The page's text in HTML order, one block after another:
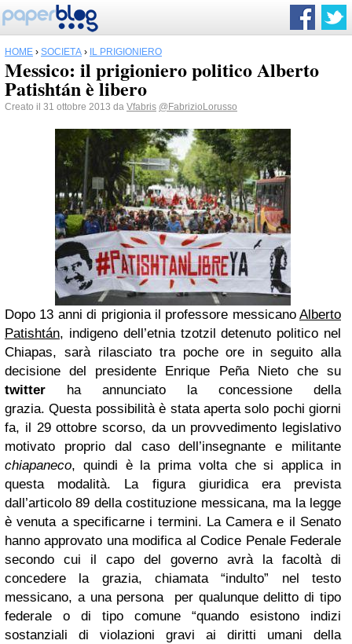
HOME › SOCIETÀ › IL PRIGIONIERO
Messico: il prigioniero politico Alberto
Patishtán è libero
Creato il 31 ottobre 2013 da Vfabris @FabrizioLorusso
Dopo 13 anni di prigionia il professore messicano Alberto
Patishtán, indigeno dell’etnia tzotzil detenuto politico nel
Chiapas, sarà rilasciato tra poche ore in seguito alla
decisione del presidente Enrique Peña Nieto che su
twitter ha annunciato la concessione della
grazia. Questa possibilità è stata aperta solo pochi giorni
fa, il 29 ottobre scorso, da un provvedimento legislativo
motivato proprio dal caso dell’insegnante e militante
chiapaneco, quindi è la prima volta che si applica in
questa modalità. La figura giuridica era prevista
dall’articolo 89 della costituzione messicana, ma la legge
è venuta a specificarne i termini. La Camera e il Senato
hanno approvato una modifica al Codice Penale Federale
secondo cui il capo del governo avrà la facoltà di
concedere la grazia, chiamata “indulto” nel testo
messicano, a una persona per qualunque delitto di tipo
federale o di tipo comune “quando esistono indizi
sostanziali di violazioni gravi ai diritti umani della